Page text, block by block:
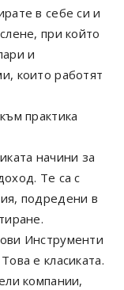
в себе си и
при който
и
които работят
практика
начини за
Те са с
подредени в
Инструменти
е класиката.
компании,